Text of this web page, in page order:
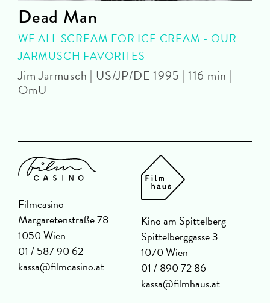
Dead Man
WE ALL SCREAM FOR ICE CREAM - OUR
JARMUSCH FAVORITES
Jim Jarmusch | US/JP/DE 1995 | 116 min |
OmU
Filmcasino
Margaretenstraße 78
1050 Wien
01 / 587 90 62
kassa@filmcasino.at
Kino am Spittelberg
Spittelberggasse 3
1070 Wien
01 / 890 72 86
kassa@filmhaus.at